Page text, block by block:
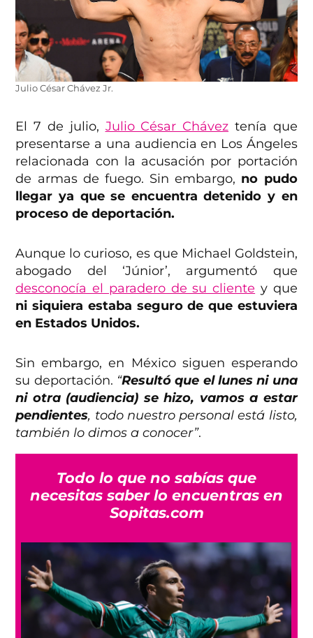
Julio César Chávez Jr.
El 7 de julio, Julio César Chávez tenía que
presentarse a una audiencia en Los Ángeles
relacionada con la acusación por portación
de armas de fuego. Sin embargo, no pudo
llegar ya que se encuentra detenido y en
proceso de deportación.
Aunque lo curioso, es que Michael Goldstein,
abogado del ‘Júnior’, argumentó que
desconocía el paradero de su cliente y que
ni siquiera estaba seguro de que estuviera
en Estados Unidos.
Sin embargo, en México siguen esperando
su deportación. “Resultó que el lunes ni una
ni otra (audiencia) se hizo, vamos a estar
pendientes, todo nuestro personal está listo,
también lo dimos a conocer”.
Todo lo que no sabías que
necesitas saber lo encuentras en
Sopitas.com